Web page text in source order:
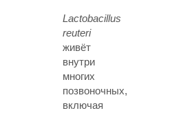
Lactobacillus
reuteri
живёт
внутри
многих
позвоночных,
включая